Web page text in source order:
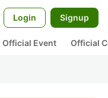
Login Signup
Official Event Official